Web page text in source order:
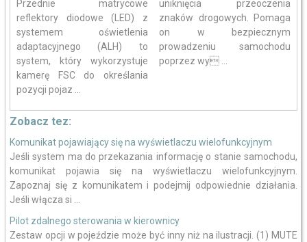
Przednie matrycowe
reflektory diodowe (LED) z
systemem oświetlenia
adaptacyjnego (ALH) to
system, który wykorzystuje
kamerę FSC do określania
pozycji pojaz ...
uniknięcia przeoczenia
znaków drogowych. Pomaga
on w bezpiecznym
prowadzeniu samochodu
poprzez wy ...
Zobacz tez:
Komunikat pojawiający się na wyświetlaczu wielofunkcyjnym
Jeśli system ma do przekazania informację o stanie samochodu,
komunikat pojawia się na wyświetlaczu wielofunkcyjnym.
Zapoznaj się z komunikatem i podejmij odpowiednie działania.
Jeśli włącza si ...
Pilot zdalnego sterowania w kierownicy
Zestaw opcji w pojeździe może być inny niż na ilustracji. (1) MUTE